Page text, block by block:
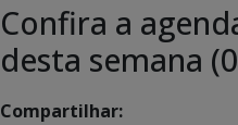
Confira a
desta semana
Compartilhar: